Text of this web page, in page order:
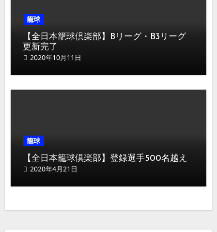
籠球
【全日本籠球倶楽部】Bリーグ・B3リーグ
更新完了
2020年10月11日
籠球
【全日本籠球倶楽部】登録選手500名越え
2020年4月21日